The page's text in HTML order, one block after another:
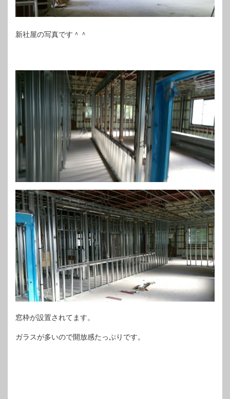
新社屋の写真です＾＾
窓枠が設置されてます。
ガラスが多いので開放感たっぷりです。